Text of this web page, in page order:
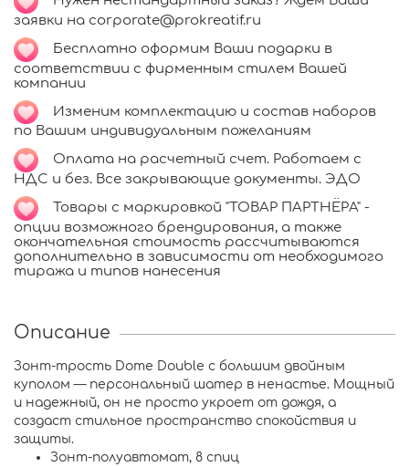
заявки на corporate@prokreatif.ru
Бесплатно оформим Ваши подарки в
соответствии с фирменным стилем Вашей
компании
Изменим комплектацию и состав наборов
по Вашим индивидуальным пожеланиям
Оплата на расчетный счет. Работаем с
НДС и без. Все закрывающие документы. ЭДО
Товары с маркировкой "ТОВАР ПАРТНЁРА" -
опции возможного брендирования, а также
окончательная стоимость рассчитываются
дополнительно в зависимости от необходимого
тиража и типов нанесения
Описание
Зонт-трость Dome Double с большим двойным
куполом — персональный шатер в ненастье. Мощный
и надежный, он не просто укроет от дождя, а
создаст стильное пространство спокойствия и
защиты.
Зонт-полуавтомат, 8 спиц